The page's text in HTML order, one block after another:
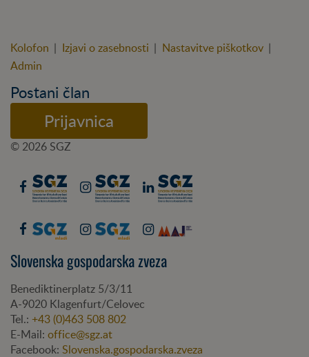
Kolofon | Izjavi o zasebnosti | Nastavitve piškotkov |
Admin
Postani član
Prijavnica
© 2026 SGZ
Slovenska gospodarska zveza
Benediktinerplatz 5/3/11
A-9020 Klagenfurt/Celovec
Tel.: +43 (0)463 508 802
E-Mail: office@sgz.at
Facebook: Slovenska.gospodarska.zveza